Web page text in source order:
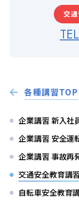
笹丘校の方
スクールバスに
バスのり
会社概要
各種講習TOP
企業講習 新入社
企業講習 安全運
企業講習 事故再
交通安全教育講習
自転車安全教育
交通